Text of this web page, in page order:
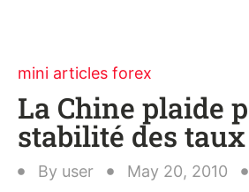
mini articles forex
La Chine plaide
stabilité des taux
By user May 20, 2010